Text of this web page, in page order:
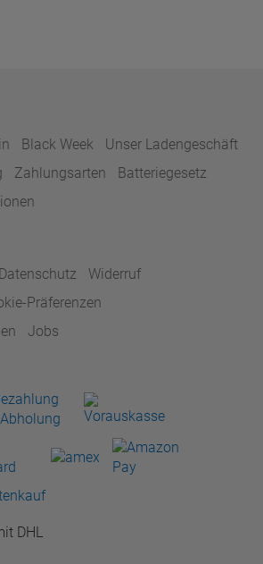
Black Week
Unser Ladengeschäft
Zahlungsarten
Batteriegesetz
Datenschutz
Widerruf
Präferenzen
Jobs
DHL